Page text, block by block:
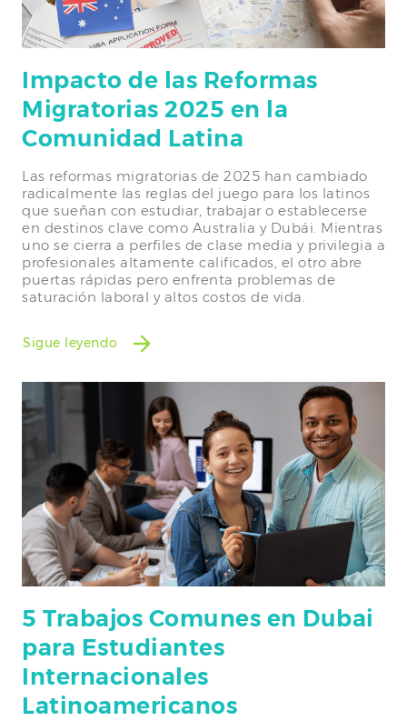
Impacto de las Reformas
Migratorias 2025 en la
Comunidad Latina
Las reformas migratorias de 2025 han cambiado
radicalmente las reglas del juego para los latinos
que sueñan con estudiar, trabajar o establecerse
en destinos clave como Australia y Dubái. Mientras
uno se cierra a perfiles de clase media y privilegia a
profesionales altamente calificados, el otro abre
puertas rápidas pero enfrenta problemas de
saturación laboral y altos costos de vida.
Sigue leyendo
5 Trabajos Comunes en Dubai
para Estudiantes
Internacionales
Latinoamericanos